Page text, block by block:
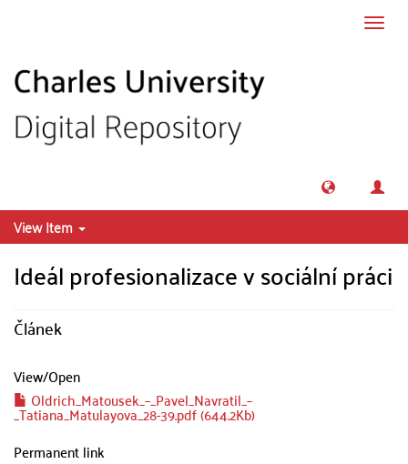
View Item
Ideál profesionalizace v sociální práci
Článek
View/Open
Oldrich_Matousek_–_Pavel_Navratil_–
_Tatiana_Matulayova_28-39.pdf (644.2Kb)
Permanent link